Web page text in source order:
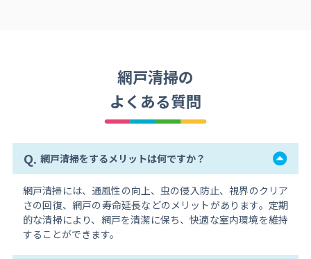
網戸清掃の
よくある質問
Q. 網戸清掃をするメリットは何ですか？
網戸清掃には、通風性の向上、虫の侵入防止、視界のクリア
さの回復、網戸の寿命延長などのメリットがあります。定期
的な清掃により、網戸を清潔に保ち、快適な室内環境を維持
することができます。